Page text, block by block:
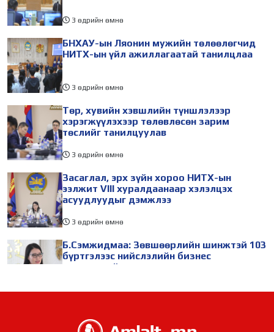
3 өдрийн өмнө
БНХАУ-ын Ляонин мужийн төлөөлөгчид
НИТХ-ын үйл ажиллагаатай танилцлаа
3 өдрийн өмнө
Төр, хувийн хэвшлийн түншлэлээр
хэрэгжүүлэхээр төлөвлөсөн зарим
төслийг танилцуулав
3 өдрийн өмнө
Засаглал, эрх зүйн хороо НИТХ-ын
ээлжит VIII хуралдаанаар хэлэлцэх
асуудлуудыг дэмжлээ
3 өдрийн өмнө
Б.Сэмжидмаа: Зөвшөөрлийн шинжтэй 103
бүртгэлээс нийслэлийн бизнес
эрхлэгчдийг чөлөөллөө
төсвийн талаарх ерөнхий хяналтын